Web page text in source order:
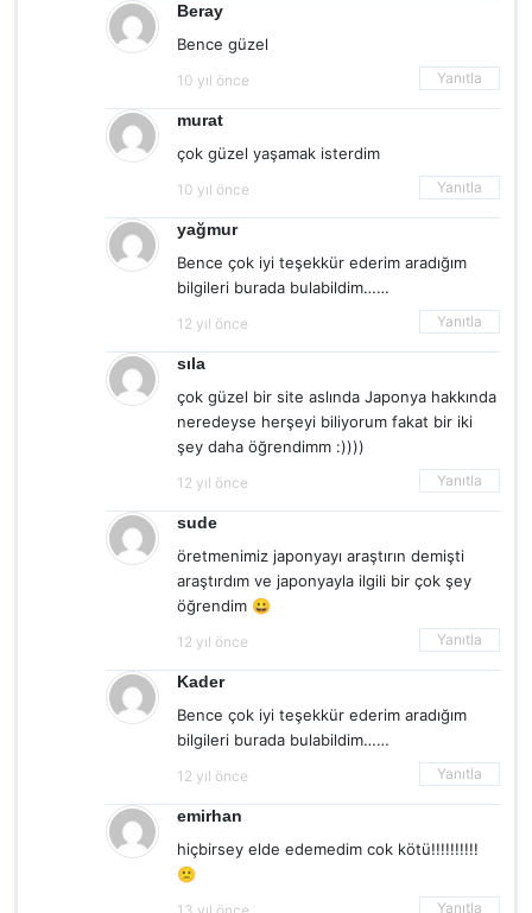
Beray
Bence güzel
10 yıl önce Yanıtla
murat
çok güzel yaşamak isterdim
10 yıl önce Yanıtla
yağmur
Bence çok iyi teşekkür ederim aradığım
bilgileri burada bulabildim……
12 yıl önce Yanıtla
sıla
çok güzel bir site aslında Japonya hakkında
neredeyse herşeyi biliyorum fakat bir iki
şey daha öğrendimm :))))
12 yıl önce Yanıtla
sude
öretmenimiz japonyayı araştırın demişti
araştırdım ve japonyayla ilgili bir çok şey
öğrendim 😀
12 yıl önce Yanıtla
Kader
Bence çok iyi teşekkür ederim aradığım
bilgileri burada bulabildim……
12 yıl önce Yanıtla
emirhan
hiçbirsey elde edemedim cok kötü!!!!!!!!!!
🙁
Yanıtla